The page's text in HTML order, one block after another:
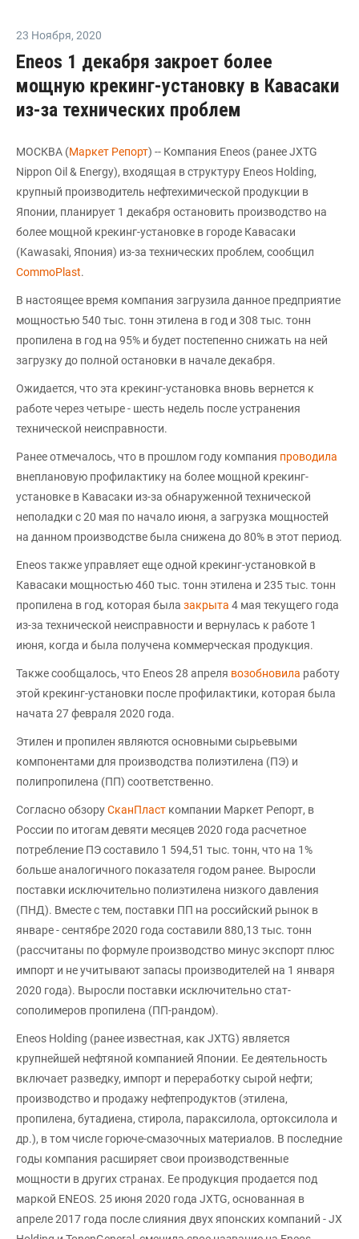
23 Ноября, 2020
Eneos 1 декабря закроет более
мощную крекинг-установку в Кавасаки
из-за технических проблем
МОСКВА (Маркет Репорт) -- Компания Eneos (ранее JXTG
Nippon Oil & Energy), входящая в структуру Eneos Holding,
крупный производитель нефтехимической продукции в
Японии, планирует 1 декабря остановить производство на
более мощной крекинг-установке в городе Кавасаки
(Kawasaki, Япония) из-за технических проблем, сообщил
CommoPlast.
В настоящее время компания загрузила данное предприятие
мощностью 540 тыс. тонн этилена в год и 308 тыс. тонн
пропилена в год на 95% и будет постепенно снижать на ней
загрузку до полной остановки в начале декабря.
Ожидается, что эта крекинг-установка вновь вернется к
работе через четыре - шесть недель после устранения
технической неисправности.
Ранее отмечалось, что в прошлом году компания проводила
внеплановую профилактику на более мощной крекинг-
установке в Кавасаки из-за обнаруженной технической
неполадки с 20 мая по начало июня, а загрузка мощностей
на данном производстве была снижена до 80% в этот период.
Eneos также управляет еще одной крекинг-установкой в
Кавасаки мощностью 460 тыс. тонн этилена и 235 тыс. тонн
пропилена в год, которая была закрыта 4 мая текущего года
из-за технической неисправности и вернулась к работе 1
июня, когда и была получена коммерческая продукция.
Также сообщалось, что Eneos 28 апреля возобновила работу
этой крекинг-установки после профилактики, которая была
начата 27 февраля 2020 года.
Этилен и пропилен являются основными сырьевыми
компонентами для производства полиэтилена (ПЭ) и
полипропилена (ПП) соответственно.
Согласно обзоруСканПласт компании Маркет Репорт, в
России по итогам девяти месяцев 2020 года расчетное
потребление ПЭ составило 1 594,51 тыс. тонн, что на 1%
больше аналогичного показателя годом ранее. Выросли
поставки исключительно полиэтилена низкого давления
(ПНД). Вместе с тем, поставки ПП на российский рынок в
январе - сентябре 2020 года составили 880,13 тыс. тонн
(рассчитаны по формуле производство минус экспорт плюс
импорт и не учитывают запасы производителей на 1 января
2020 года). Выросли поставки исключительно стат-
сополимеров пропилена (ПП-рандом).
Eneos Holding (ранее известная, как JXTG) является
крупнейшей нефтяной компанией Японии. Ее деятельность
включает разведку, импорт и переработку сырой нефти;
производство и продажу нефтепродуктов (этилена,
пропилена, бутадиена, стирола, параксилола, ортоксилола и
др.), в том числе горюче-смазочных материалов. В последние
годы компания расширяет свои производственные
мощности в других странах. Ее продукция продается под
маркой ENEOS. 25 июня 2020 года JXTG, основанная в
апреле 2017 года после слияния двух японских компаний - JX